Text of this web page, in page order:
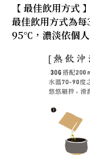
【 最佳飲用方式 】
最佳飲用方式為
95℃，濃淡依個人